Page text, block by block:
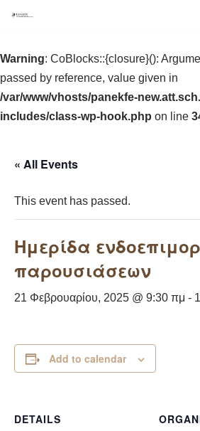
στο
περιεχόμενο
Warning: CoBlocks::{closure}():
passed by reference, value given in
/var/www/vhosts/panekfe-
includes/class-wp-hook.php on line
« All Events
This event has passed.
Ημερίδα
παρουσιάσεων
21 Φεβρουαρίου, 2025 @ 9:30 πμ -
Add to calendar
DETAILS